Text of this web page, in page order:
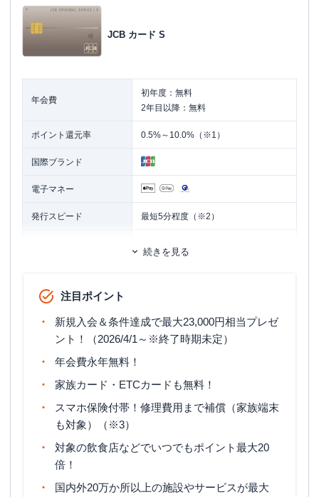
JCB カード S
年会費
初年度：無料
2年目以降：無料
ポイント還元率 0.5%～10.0%（※1）
国際ブランド
電子マネー
発行スピード 最短5分程度（※2）
家族カード
ETCカード発行期間 最短1週間
マイル還元率（最大）
旅行傷害保険 海外旅行傷害保険（利用付帯）
ポイント名
締め日・支払日 公式サイト参照
申し込み条件
定継続収入のある方。または高校生を
続きを見る
注目ポイント
新規入会＆条件達成で最大23,000円相当プレゼ
ント！（2026/4/1～※終了時期未定）
年会費永年無料！
家族カード・ETCカードも無料！
スマホ保険付帯！修理費用まで補償（家族端末
も対象）（※3）
対象の飲食店などでいつでもポイント最大20
倍！
国内外20万か所以上の施設やサービスが最大